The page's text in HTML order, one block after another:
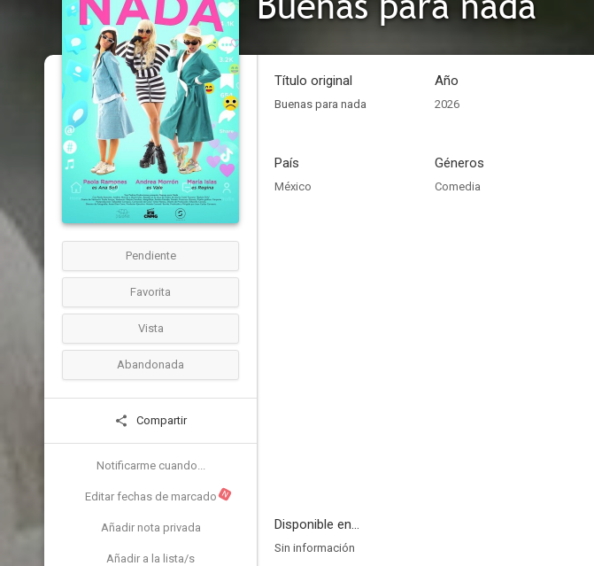
Pendiente
Favorita
Vista
Abandonada
Compartir
Notificarme cuando...
Editar fechas de marcado N
Añadir nota privada
Añadir a la lista/s
Título original
Buenas para nada
Año
2026
País
México
Géneros
Comedia
Disponible en...
Sin información